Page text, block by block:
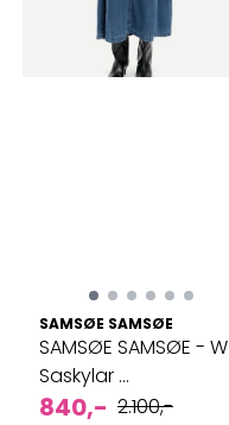
SAMSØE SAMSØE
SAMSØE SAMSØE - W
Saskylar ...
840,- 2.100,-